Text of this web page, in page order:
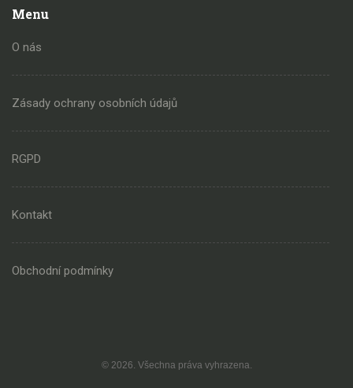
Menu
O nás
Zásady ochrany osobních údajů
RGPD
Kontakt
Obchodní podmínky
© 2026. Všechna práva vyhrazena.